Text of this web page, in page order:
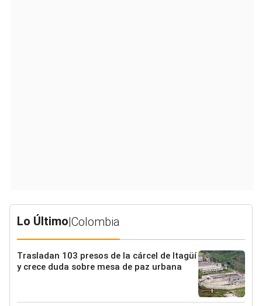
Lo Último|Colombia
Trasladan 103 presos de la cárcel de Itagüí
y crece duda sobre mesa de paz urbana